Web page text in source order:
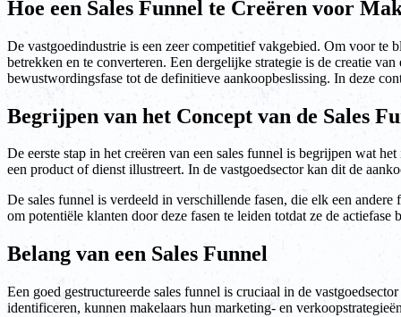
Hoe een Sales Funnel te Creëren voor
De vastgoedindustrie is een zeer competitief vakgebied. Om voor te
betrekken en te converteren. Een dergelijke strategie is de creatie
bewustwordingsfase tot de definitieve aankoopbeslissing. In deze
Begrijpen van het Concept van de Sales
De eerste stap in het creëren van een sales funnel is begrijpen wat
een product of dienst illustreert. In de vastgoedsector kan dit de
De sales funnel is verdeeld in verschillende fasen, die elk een
om potentiële klanten door deze fasen te leiden totdat ze de
Belang van een Sales Funnel
Een goed gestructureerde sales funnel is cruciaal in de
identificeren, kunnen makelaars hun marketing- en